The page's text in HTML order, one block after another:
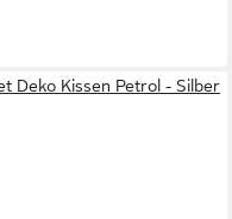
Deko Kissen Petrol - Silber